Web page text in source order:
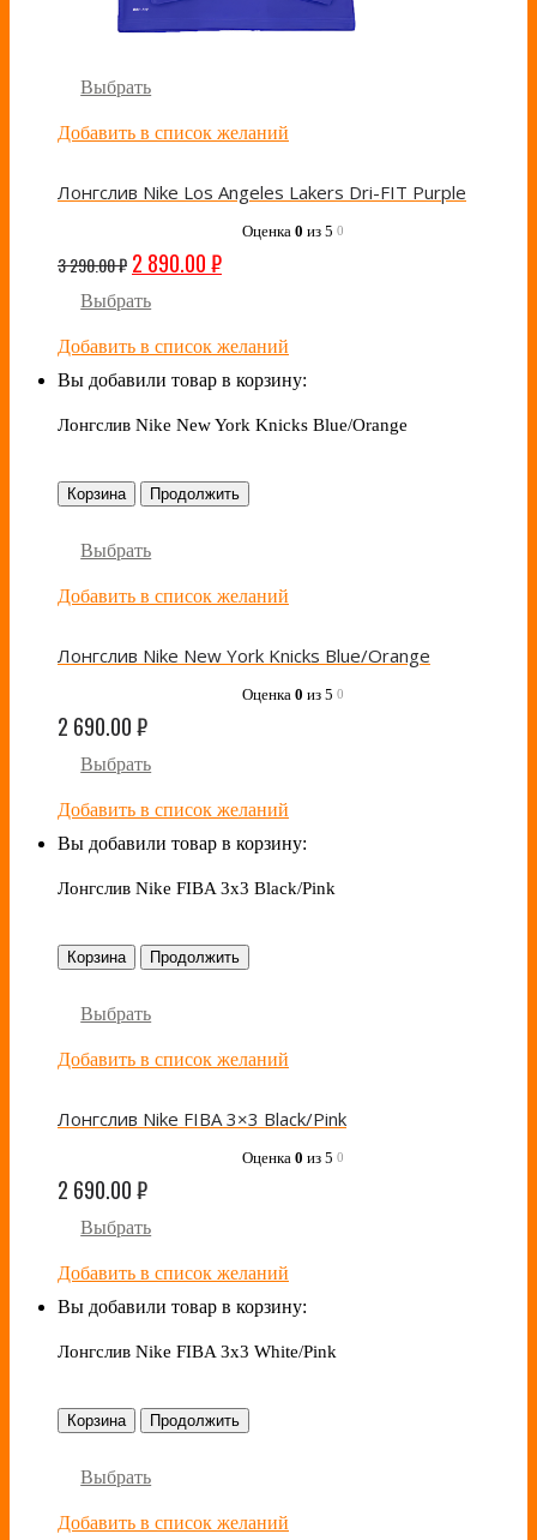
Выбрать
Добавить в список желаний
Лонгслив Nike Los Angeles Lakers Dri-FIT Purple
Оценка 0 из 5 0
3 290.00₽ 2 890.00₽
Выбрать
Добавить в список желаний
Вы добавили товар в корзину:
Лонгслив Nike New York Knicks Blue/Orange
Корзина Продолжить
Выбрать
Добавить в список желаний
Лонгслив Nike New York Knicks Blue/Orange
Оценка 0 из 5 0
2 690.00₽
Выбрать
Добавить в список желаний
Вы добавили товар в корзину:
Лонгслив Nike FIBA 3x3 Black/Pink
Корзина Продолжить
Выбрать
Добавить в список желаний
Лонгслив Nike FIBA 3×3 Black/Pink
Оценка 0 из 5 0
2 690.00₽
Выбрать
Добавить в список желаний
Вы добавили товар в корзину:
Лонгслив Nike FIBA 3x3 White/Pink
Корзина Продолжить
Выбрать
Добавить в список желаний